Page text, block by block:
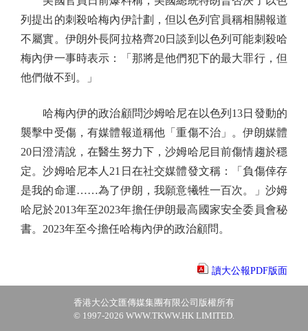
列提出的刺殺哈梅內伊計劃，但以色列官員稱相關報道
不屬實。伊朗外長阿拉格齊20日談到以色列可能刺殺哈
梅內伊一事時表示：「那將是他們犯下的最大罪行，但
他們做不到。」
哈梅內伊的政治顧問沙姆哈尼在以色列13日發動的
襲擊中受傷，有媒體報道稱他「重傷不治」。伊朗媒體
20日澄清說，在醫生努力下，沙姆哈尼目前傷情趨於穩
定。沙姆哈尼本人21日在社交媒體發文稱：「負傷倖存
是我的命運……為了伊朗，我願意犧牲一百次。」沙姆
哈尼於2013年至2023年擔任伊朗最高國家安全委員會秘
書。2023年至今擔任哈梅內伊的政治顧問。
讀大公報PDF版面
香港大公文匯傳媒集團有限公司版權所有
© 1997-2026 WWW.TKWW.HK LIMITED.